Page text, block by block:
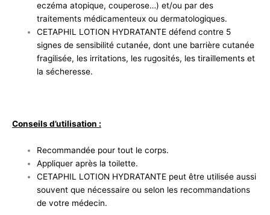
eczéma atopique, couperose…) et/ou par des
traitements médicamenteux ou dermatologiques.
CETAPHIL LOTION HYDRATANTE défend contre 5
signes de sensibilité cutanée, dont une barrière cutanée
fragilisée, les irritations, les rugosités, les tiraillements et
la sécheresse.
Conseils d’utilisation :
Recommandée pour tout le corps.
Appliquer après la toilette.
CETAPHIL LOTION HYDRATANTE peut être utilisée aussi
souvent que nécessaire ou selon les recommandations
de votre médecin.